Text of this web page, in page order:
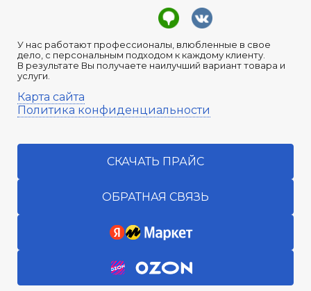
У нас работают профессионалы, влюбленные в свое
дело, с персональным подходом к каждому клиенту.
В результате Вы получаете наилучший вариант товара и
услуги.
Карта сайта
Политика конфиденциальности
СКАЧАТЬ ПРАЙС
ОБРАТНАЯ СВЯЗЬ